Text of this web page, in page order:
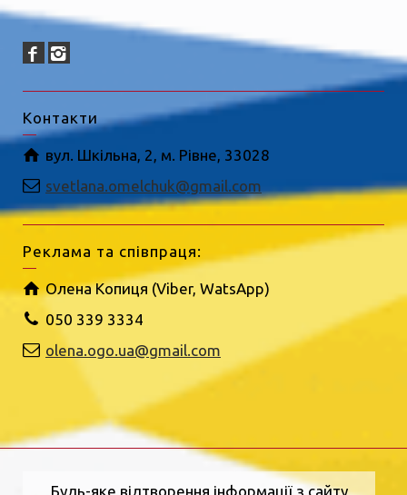
Контакти
вул. Шкільна, 2, м. Рівне, 33028
svetlana.omelchuk@gmail.com
Реклама та співпраця:
Олена Копиця (Viber, WatsApp)
050 339 3334
olena.ogo.ua@gmail.com
Будь-яке відтворення інформації з сайту